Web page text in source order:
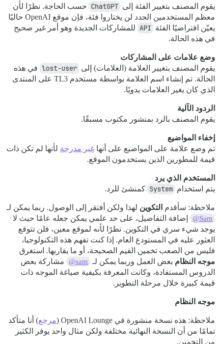
يقوم المصنف بتغيير الفئة إلى ChatGPT حسب الحاجة. نظرًا لأن
معظم المستخدمين الجدد لن يختاروا فئة، فإن موقع OpenAI حاليًا
يعيّن افتراضيًا الفئة API للمشاركات الجديدة وهو أمر غير صحيح
في هذه الحالة.
وضع علامات على المشاركات
يقوم المصنف بتغيير العلامة (العلامات) إلى lost-user في هذه
الحالة. تم إنشاء اسم العلامة بواسطة مستخدم TL3 على المنتدى
الذي كان يغير العلامات يدويًا.
الردود الآلية
يقوم المصنف بالرد بمنشور مكتوب مسبقًا.
إخفاء المواضيع
تم وضع علامة على المواضيع على أنها غير مدرجة لأنها لم تكن ذات
قيمة للمطورين الذين يستخدمون الموقع.
المستخدم الذي يرد
يتم استخدام System كمنشئ للرد.
ملاحظة: سأقدم التكوين لهذا ولكن أفتقر إلى الوصول. ربما يمكن لـ
@Sam
إضافة التفاصيل، على حد علمي يمكن جعله عامًا حيث لا
يوجد شيء سري في التكوين. نظرًا لأنه لموقع معين، فلن تتوقع
العثور عليه في المستودع العام. إذا كنت تفهم هذه التكنولوجيا،
فليس من الصعب تخمين القيم الصحيحة، أو ما يقاربها. استغرق
موجه النظام بعض العمل وربما يمكن لـ @sam
مشاركة بعض
الدروس المستفادة، وكانت المعرفة بكيفية صياغة الموجه ذات
قيمة كبيرة خلال مرحلة التطوير.
موجه النظام
ملاحظة: هذه نسخة منشورة في OpenAI Lounge ( مرجع) أنا متأكد
تمامًا من أن النسخة النهائية مختلفة ولكن مثال واحد يوفر الكثير
من التخمين.